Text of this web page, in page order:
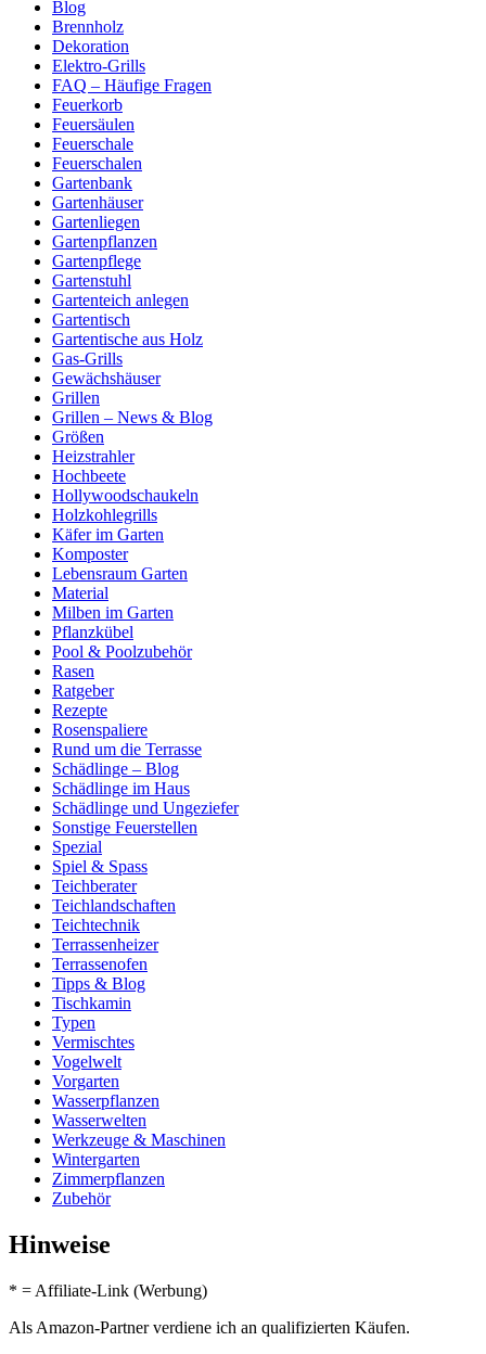
Blog
Brennholz
Dekoration
Elektro-Grills
FAQ – Häufige Fragen
Feuerkorb
Feuersäulen
Feuerschale
Feuerschalen
Gartenbank
Gartenhäuser
Gartenliegen
Gartenpflanzen
Gartenpflege
Gartenstuhl
Gartenteich anlegen
Gartentisch
Gartentische aus Holz
Gas-Grills
Gewächshäuser
Grillen
Grillen – News & Blog
Größen
Heizstrahler
Hochbeete
Hollywoodschaukeln
Holzkohlegrills
Käfer im Garten
Komposter
Lebensraum Garten
Material
Milben im Garten
Pflanzkübel
Pool & Poolzubehör
Rasen
Ratgeber
Rezepte
Rosenspaliere
Rund um die Terrasse
Schädlinge – Blog
Schädlinge im Haus
Schädlinge und Ungeziefer
Sonstige Feuerstellen
Spezial
Spiel & Spass
Teichberater
Teichlandschaften
Teichtechnik
Terrassenheizer
Terrassenofen
Tipps & Blog
Tischkamin
Typen
Vermischtes
Vogelwelt
Vorgarten
Wasserpflanzen
Wasserwelten
Werkzeuge & Maschinen
Wintergarten
Zimmerpflanzen
Zubehör
Hinweise
* = Affiliate-Link (Werbung)
Als Amazon-Partner verdiene ich an qualifizierten Käufen.